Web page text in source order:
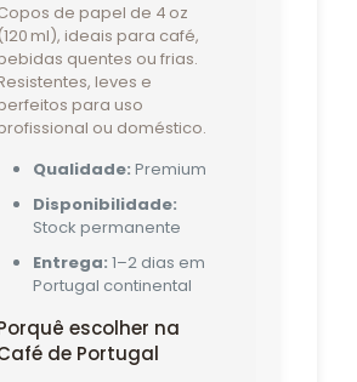
de papel de 4 oz
(120 ml), ideais para café,
quentes ou frias.
leves e
para uso
ou doméstico.
Qualidade: Premium
Disponibilidade:
Stock permanente
Entrega: 1–2 dias em
Portugal continental
escolher na
de Portugal